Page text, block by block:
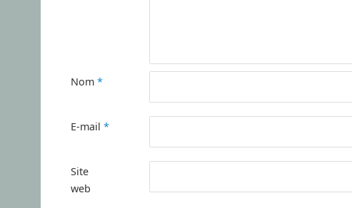
Nom *
E-mail *
Site
web